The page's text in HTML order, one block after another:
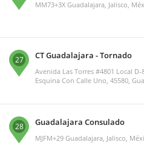
MM73+3X Guadalajara, Jalisco,
27 CT Guadalajara - Tornado
Avenida Las Torres #4801 Local
Esquina Con Calle Uno, 45580,
28 Guadalajara Consulado
MJFM+29 Guadalajara, Jalisco,